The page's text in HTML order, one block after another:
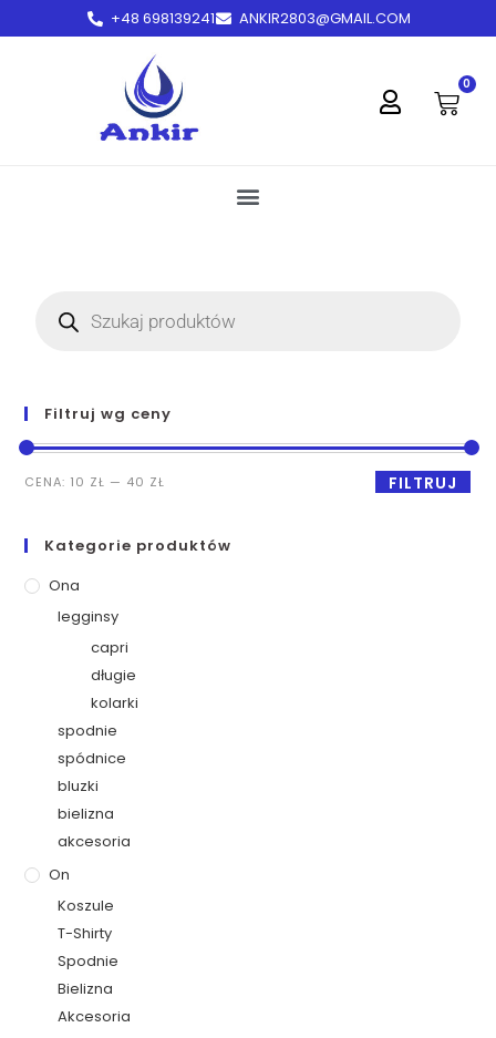
+48 698139241 ANKIR2803@GMAIL.COM
0
Filtruj wg ceny
FILTRUJ
CENA: 10 ZŁ — 40 ZŁ
Kategorie produktów
Ona
legginsy
capri
długie
kolarki
spodnie
spódnice
bluzki
bielizna
akcesoria
On
Koszule
T-Shirty
Spodnie
Bielizna
Akcesoria